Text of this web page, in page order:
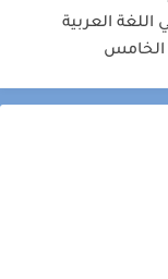
العربية
الخامس